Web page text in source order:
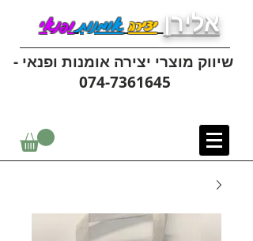
אלירן יצירהאומנותופנאי
שיווק מוצרי יצירה אומנות ופנאי -
074-7361645